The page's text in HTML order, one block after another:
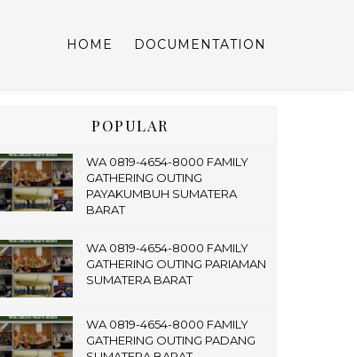
HOME DOCUMENTATION
POPULAR
WA 0819-4654-8000 FAMILY
GATHERING OUTING
PAYAKUMBUH SUMATERA
BARAT
WA 0819-4654-8000 FAMILY
GATHERING OUTING PARIAMAN
SUMATERA BARAT
WA 0819-4654-8000 FAMILY
GATHERING OUTING PADANG